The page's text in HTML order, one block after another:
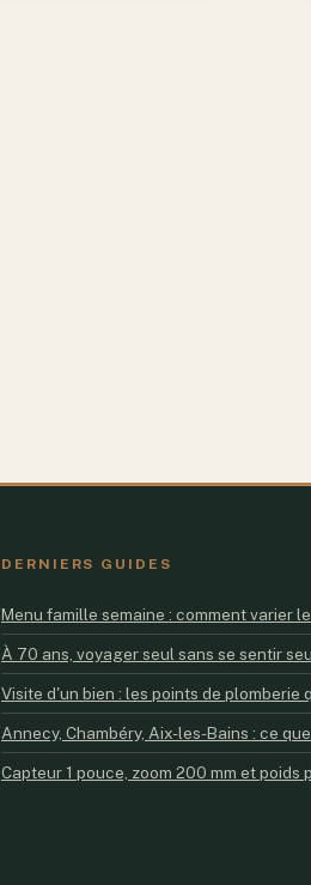
DERNIERS GUIDES
Menu famille semaine : comment varier
À 70 ans, voyager seul sans se sentir
Visite d'un bien : les points de plomberie
Annecy, Chambéry, Aix-les-Bains : ce
Capteur 1 pouce, zoom 200 mm et